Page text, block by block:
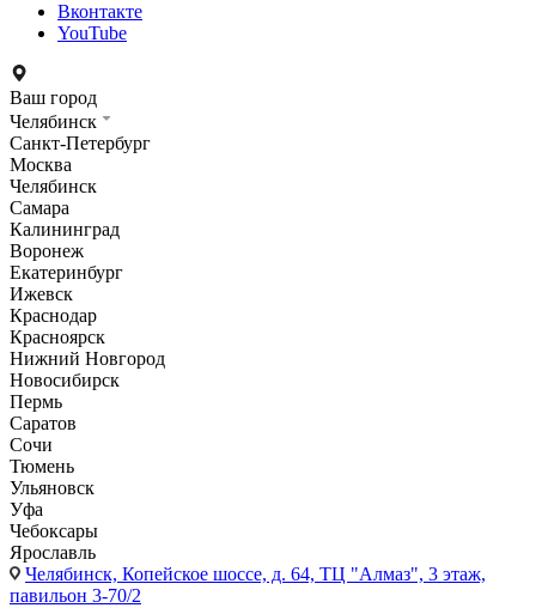
Вконтакте
YouTube
Ваш город
Челябинск
Санкт-Петербург
Москва
Челябинск
Самара
Калининград
Воронеж
Екатеринбург
Ижевск
Краснодар
Красноярск
Нижний Новгород
Новосибирск
Пермь
Саратов
Сочи
Тюмень
Ульяновск
Уфа
Чебоксары
Ярославль
Челябинск, Копейское шоссе, д. 64, ТЦ "Алмаз", 3 этаж,
павильон 3-70/2